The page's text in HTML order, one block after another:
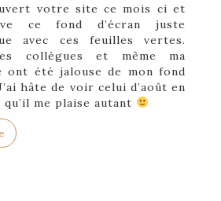
votre site ce mois ci et
ce fond d’écran juste
avec ces feuilles vertes.
collègues et même ma
ont été jalouse de mon fond
hâte de voir celui d’août en
me plaise autant